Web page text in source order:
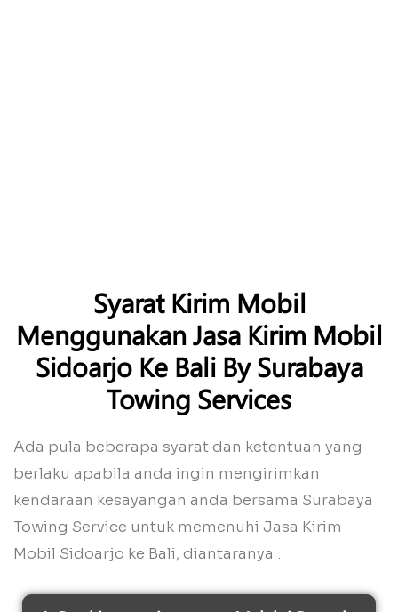
Syarat Kirim Mobil
Menggunakan Jasa Kirim Mobil
Sidoarjo Ke Bali By Surabaya
Towing Services
Ada pula beberapa syarat dan ketentuan yang
berlaku apabila anda ingin mengirimkan
kendaraan kesayangan anda bersama Surabaya
Towing Service untuk memenuhi Jasa Kirim
Mobil Sidoarjo ke Bali, diantaranya :